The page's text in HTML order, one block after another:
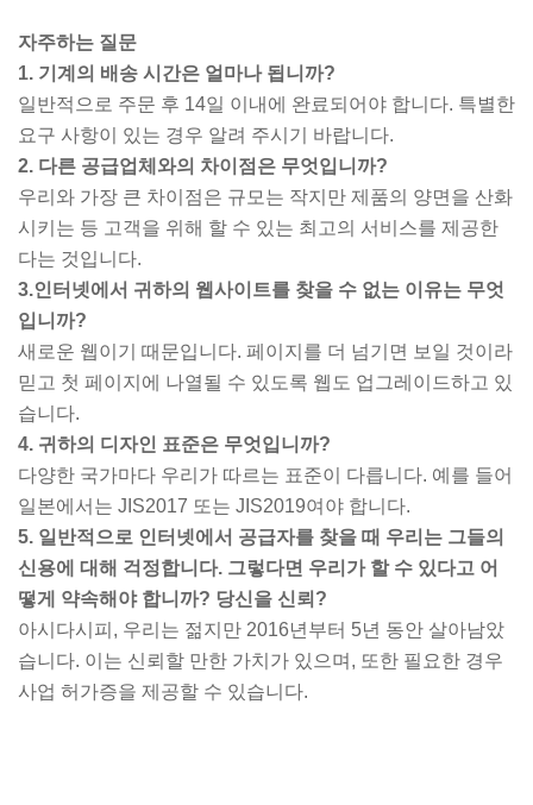
자주하는 질문
1. 기계의 배송 시간은 얼마나 됩니까?
일반적으로 주문 후 14일 이내에 완료되어야 합니다. 특별한
요구 사항이 있는 경우 알려 주시기 바랍니다.
2. 다른 공급업체와의 차이점은 무엇입니까?
우리와 가장 큰 차이점은 규모는 작지만 제품의 양면을 산화
시키는 등 고객을 위해 할 수 있는 최고의 서비스를 제공한
다는 것입니다.
3.인터넷에서 귀하의 웹사이트를 찾을 수 없는 이유는 무엇
입니까?
새로운 웹이기 때문입니다. 페이지를 더 넘기면 보일 것이라
믿고 첫 페이지에 나열될 수 있도록 웹도 업그레이드하고 있
습니다.
4. 귀하의 디자인 표준은 무엇입니까?
다양한 국가마다 우리가 따르는 표준이 다릅니다. 예를 들어
일본에서는 JIS2017 또는 JIS2019여야 합니다.
5. 일반적으로 인터넷에서 공급자를 찾을 때 우리는 그들의
신용에 대해 걱정합니다. 그렇다면 우리가 할 수 있다고 어
떻게 약속해야 합니까? 당신을 신뢰?
아시다시피, 우리는 젊지만 2016년부터 5년 동안 살아남았
습니다. 이는 신뢰할 만한 가치가 있으며, 또한 필요한 경우
사업 허가증을 제공할 수 있습니다.